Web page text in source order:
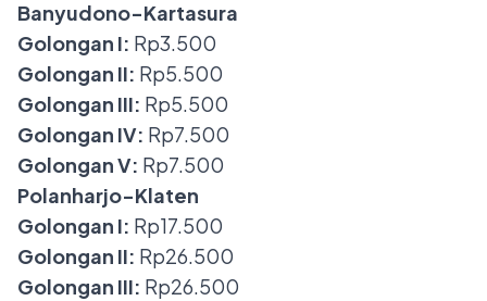
Banyudono-Kartasura
Golongan I: Rp3.500
Golongan II: Rp5.500
Golongan III: Rp5.500
Golongan IV: Rp7.500
Golongan V: Rp7.500
Polanharjo-Klaten
Golongan I: Rp17.500
Golongan II: Rp26.500
Golongan III: Rp26.500